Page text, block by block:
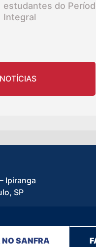
estudantes do
Integral
Ipiranga
SP
NO SANFRA